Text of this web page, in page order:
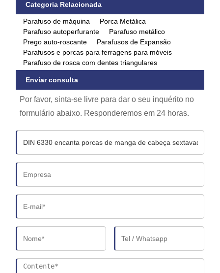
Categoria Relacionada
Parafuso de máquina
Porca Metálica
Parafuso autoperfurante
Parafuso metálico
Prego auto-roscante
Parafusos de Expansão
Parafusos e porcas para ferragens para móveis
Parafuso de rosca com dentes triangulares
Enviar consulta
Por favor, sinta-se livre para dar o seu inquérito no
formulário abaixo. Responderemos em 24 horas.